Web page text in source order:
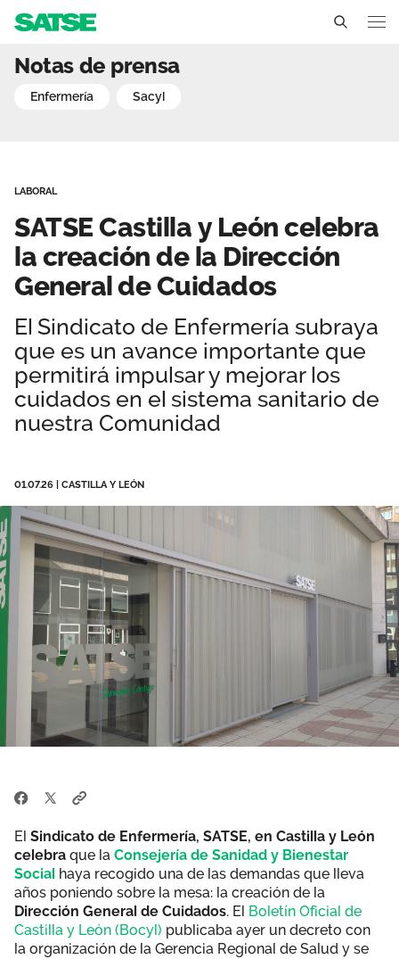
Delegados Sindicales
Estructura organizativa
Transparencia
Secciones sindicales
Servicios
Ventajas
Actualidad
Temas
Noticias
Sala de prensa
Empleo
Publicaciones
Vídeos
Castilla y León
Contáctanos
Área privada
SATSE Castilla y León
Notas de prensa
enfermería sacyl
LABORAL
SATSE Castilla y León celebra
la creación de la Dirección
General de Cuidados
El Sindicato de Enfermería subraya
que es un avance importante que
permitirá impulsar y mejorar los
cuidados en el sistema sanitario de
nuestra Comunidad
01.07.26 CASTILLA Y LEÓN
El Sindicato de Enfermería, SATSE, en Castilla y León
celebra que la Consejería de Sanidad y Bienestar
Social haya recogido una de las demandas que lleva
años poniendo sobre la mesa: la creación de la
Dirección General de Cuidados. El Boletín Oficial de
Castilla y León (Bocyl) publicaba ayer un decreto con
la organización de la Gerencia Regional de Salud y se